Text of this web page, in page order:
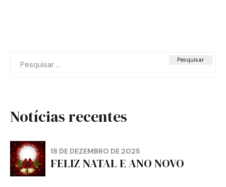
por:
Notícias recentes
18 DE DEZEMBRO DE 2025
FELIZ NATAL E ANO NOVO